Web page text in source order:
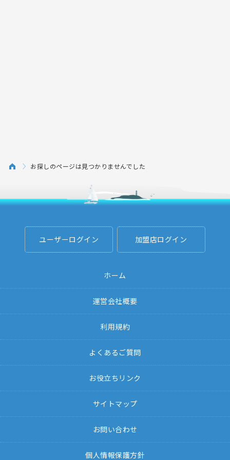
お探しのページは見つかりませんでした
ユーザーログイン 加盟店ログイン
ホーム
運営会社概要
利用規約
よくあるご質問
お役立ちリンク
サイトマップ
お問い合わせ
個人情報保護方針